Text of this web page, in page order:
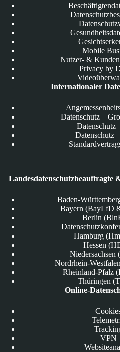
Mobile
Nutzer- &
Privacy by
Internationaler
Datenschutz –
Datenschutz
Datenschutz
Landesdatenschutzbeauftragte
Baden-
Bayern (BayLfD
Berlin
Hamburg
Hessen
Nordrhein-
Rheinland-Pfalz
Thüringen
Online-
VPN